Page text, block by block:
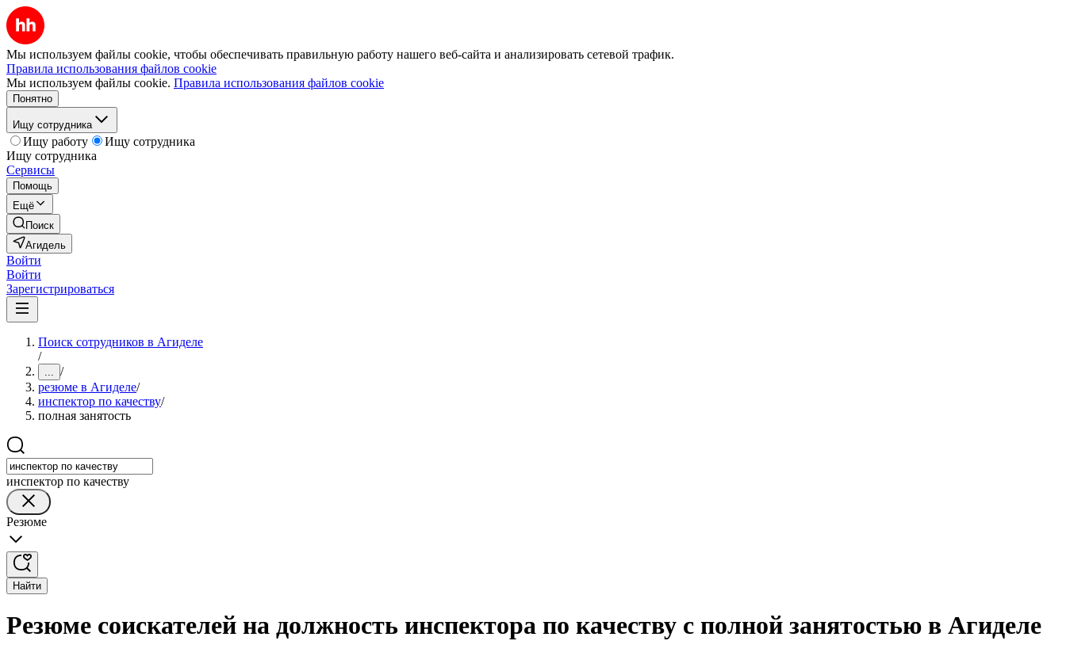
Мы используем файлы cookie, чтобы обеспечивать правильную работу нашего веб-сайта и анализировать сетевой трафик.
Правила использования файлов cookie
Мы используем файлы cookie. Правила использования файлов cookie
Понятно
Ищу сотрудника
Ищу работу
Ищу сотрудника
Ищу сотрудника
Сервисы
Помощь
Ещё
Поиск
Агидель
Войти
Войти
Зарегистрироваться
Поиск сотрудников в Агиделе
/
... /
резюме в Агиделе/
инспектор по качеству/
полная занятость
инспектор по качеству
Резюме
Найти
Резюме соискателей на должность инспектора по качеству с полной занятостью в Агиделе